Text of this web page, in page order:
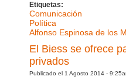
Etiquetas:
Comunicación
Política
Alfonso Espinosa de los
El Biess se ofrece
privados
Publicado el 1 Agosto 2014 -